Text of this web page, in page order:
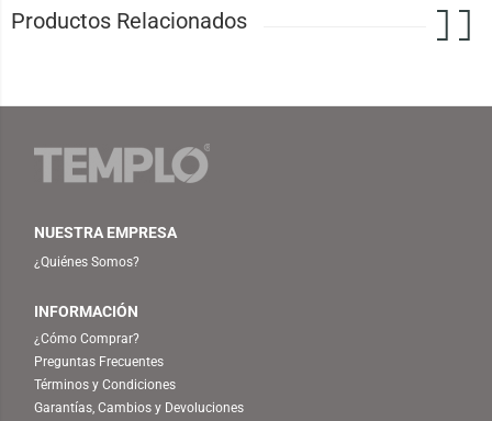
Productos Relacionados
NUESTRA EMPRESA
¿Quiénes Somos?
INFORMACIÓN
¿Cómo Comprar?
Preguntas Frecuentes
Términos y Condiciones
Garantías, Cambios y Devoluciones